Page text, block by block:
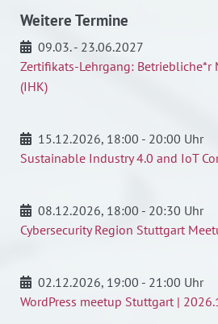
Weitere Termine
09.03. - 23.06.2027
Zertifikats-Lehrgang:
(IHK)
15.12.2026, 18:00 - 20:00 Uhr
Sustainable Industry 4.0 and IoT
08.12.2026, 18:00 - 20:30 Uhr
Cybersecurity Region Stuttgart
02.12.2026, 19:00 - 21:00 Uhr
WordPress meetup Stuttgart |